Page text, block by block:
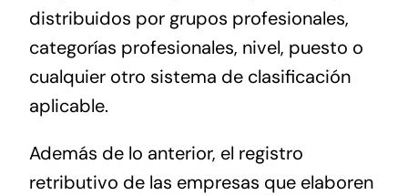
distribuidos por grupos profesionales,
categorías profesionales, nivel, puesto o
cualquier otro sistema de clasificación
aplicable.
Además de lo anterior, el registro
retributivo de las empresas que elaboren